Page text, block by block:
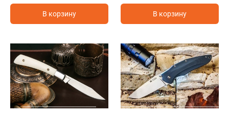
В корзину В корзину